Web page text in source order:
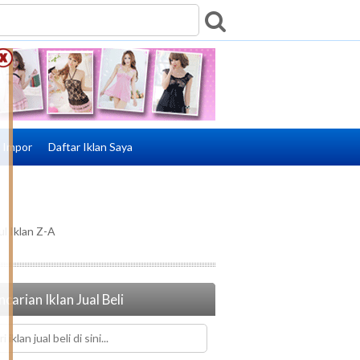
Impor Daftar Iklan Saya
Iklan Z-A
Iklan Jual Beli